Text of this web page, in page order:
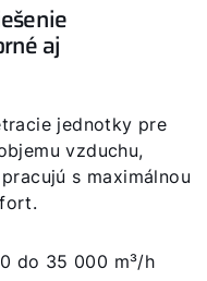
aj
jednotky pre
vzduchu,
s maximálnou
do 35 000 m³/h